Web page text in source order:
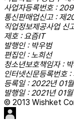
사업자등록번호 :
통신판매업신고 : 제
직업정보제공사업
제호 : 요즘IT
발행인 : 박우범
편집인 : 노희선
청소년보호책임자 :
인터넷신문등록번호
등록일 : 2022년 01
발행일 : 2021년 01
© 2013 Wishket